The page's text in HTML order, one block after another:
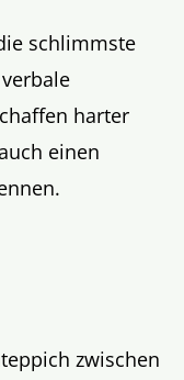
schlimmste
harter
einen
zwischen